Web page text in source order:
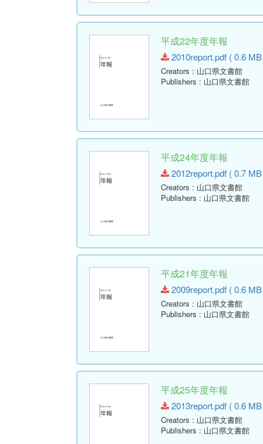
平成22年度年報
2010report.pdf ( 0.6
Creators : 山口県文書館
Publishers : 山口県文書館
平成24年度年報
2012report.pdf ( 0.7
Creators : 山口県文書館
Publishers : 山口県文書館
平成21年度年報
2009report.pdf ( 0.6
Creators : 山口県文書館
Publishers : 山口県文書館
平成25年度年報
2013report.pdf ( 0.6
Creators : 山口県文書館
Publishers : 山口県文書館